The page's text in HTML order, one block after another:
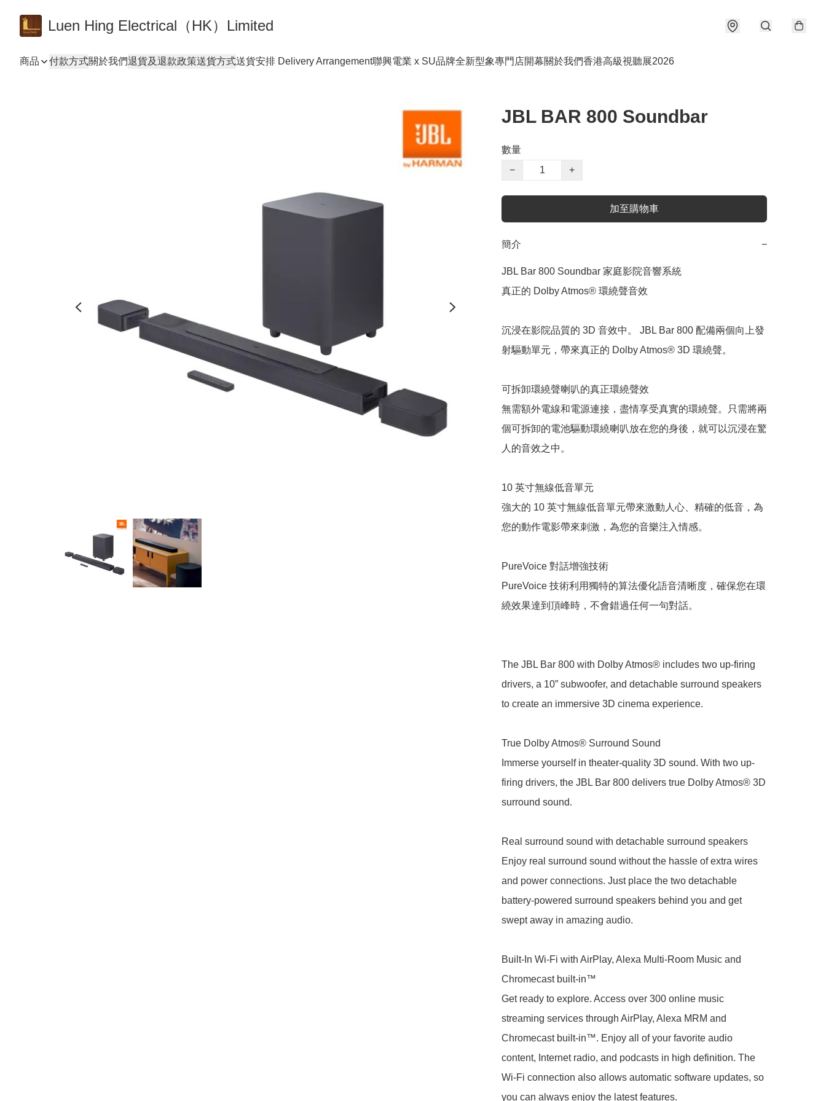
Luen Hing Electrical（HK）Limited
商品 付款方式關於我們退貨及退款政策送貨方式送貨安排 Delivery Arrangement聯興電業 x SU品牌全新型象專門店開幕關於我們香港高級視聽展2026
JBL BAR 800 Soundbar
數量
−
+
加至購物車
簡介 −
JBL Bar 800 Soundbar 家庭影院音響系統
真正的 Dolby Atmos® 環繞聲音效
沉浸在影院品質的 3D 音效中。 JBL Bar 800 配備兩個向上發
射驅動單元，帶來真正的 Dolby Atmos® 3D 環繞聲。
可拆卸環繞聲喇叭的真正環繞聲效
無需額外電線和電源連接，盡情享受真實的環繞聲。只需將兩
個可拆卸的電池驅動環繞喇叭放在您的身後，就可以沉浸在驚
人的音效之中。
10 英寸無線低音單元
強大的 10 英寸無線低音單元帶來激動人心、精確的低音，為
您的動作電影帶來刺激，為您的音樂注入情感。
PureVoice 對話增強技術
PureVoice 技術利用獨特的算法優化語音清晰度，確保您在環
繞效果達到頂峰時，不會錯過任何一句對話。
The JBL Bar 800 with Dolby Atmos® includes two up-firing
drivers, a 10” subwoofer, and detachable surround speakers
to create an immersive 3D cinema experience.
True Dolby Atmos® Surround Sound
Immerse yourself in theater-quality 3D sound. With two up-
firing drivers, the JBL Bar 800 delivers true Dolby Atmos® 3D
surround sound.
Real surround sound with detachable surround speakers
Enjoy real surround sound without the hassle of extra wires
and power connections. Just place the two detachable
battery-powered surround speakers behind you and get
swept away in amazing audio.
Built-In Wi-Fi with AirPlay, Alexa Multi-Room Music and
Chromecast built-in™
Get ready to explore. Access over 300 online music
streaming services through AirPlay, Alexa MRM and
Chromecast built-in™. Enjoy all of your favorite audio
content, Internet radio, and podcasts in high definition. The
Wi-Fi connection also allows automatic software updates, so